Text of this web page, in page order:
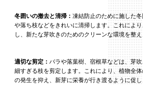
冬囲いの撤去と清掃： 凍結防止のために施した
や落ち枝などをきれいに清掃します。これによ
し、新たな芽吹きのためのクリーンな環境を整え
適切な剪定： バラや落葉樹、宿根草などは、芽吹
細すぎる枝を剪定します。これにより、植物全
の発生を抑え、新芽に栄養が行き渡るように促